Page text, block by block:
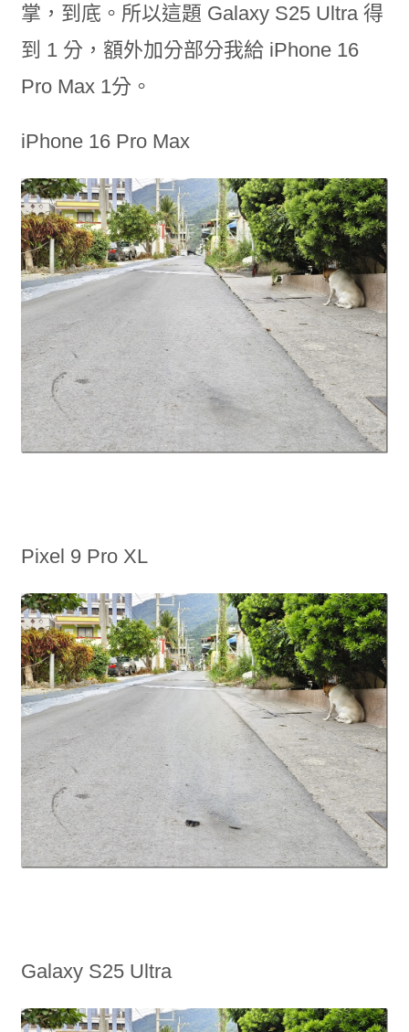
掌，到底。所以這題 Galaxy S25 Ultra 得
到 1 分，額外加分部分我給 iPhone 16
Pro Max 1分。
iPhone 16 Pro Max
Pixel 9 Pro XL
Galaxy S25 Ultra